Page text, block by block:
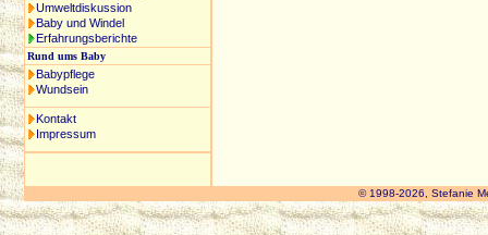
Umweltdiskussion
Baby und Windel
Erfahrungsberichte
Rund ums Baby
Babypflege
Wundsein
Kontakt
Impressum
© 1998-2026, Stefanie